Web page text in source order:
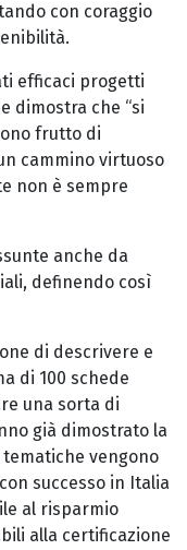
con coraggio
efficaci progetti
dimostra che “si
frutto di
cammino virtuoso
non è sempre
anche da
definendo così
di descrivere e
di 100 schede
una sorta di
già dimostrato la
vengono
successo in Italia
al risparmio
alla certificazione